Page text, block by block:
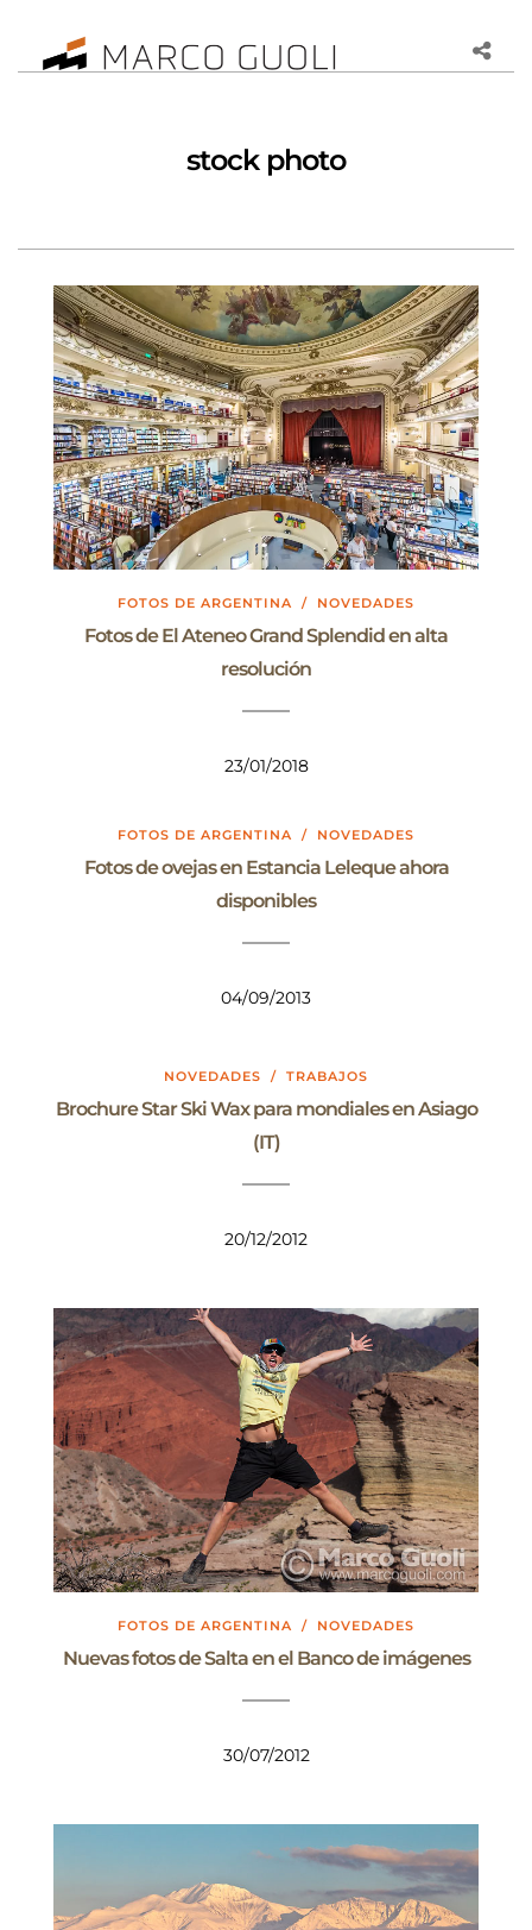
stock photo
FOTOS DE ARGENTINA / NOVEDADES
Fotos de El Ateneo Grand Splendid en alta
resolución
23/01/2018
FOTOS DE ARGENTINA / NOVEDADES
Fotos de ovejas en Estancia Leleque ahora
disponibles
04/09/2013
NOVEDADES / TRABAJOS
Brochure Star Ski Wax para mondiales en Asiago
(IT)
20/12/2012
FOTOS DE ARGENTINA / NOVEDADES
Nuevas fotos de Salta en el Banco de imágenes
30/07/2012